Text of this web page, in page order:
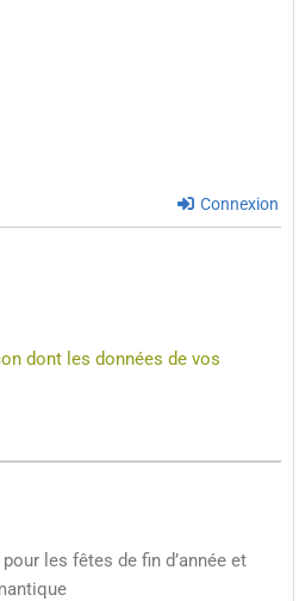
Connexion
dont les données de vos
les fêtes de fin d’année et